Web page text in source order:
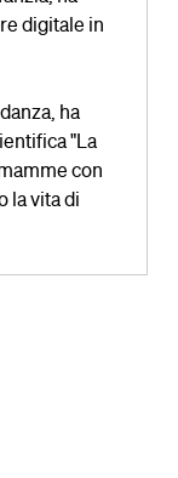
digitale in
ha
"La
con
la vita di